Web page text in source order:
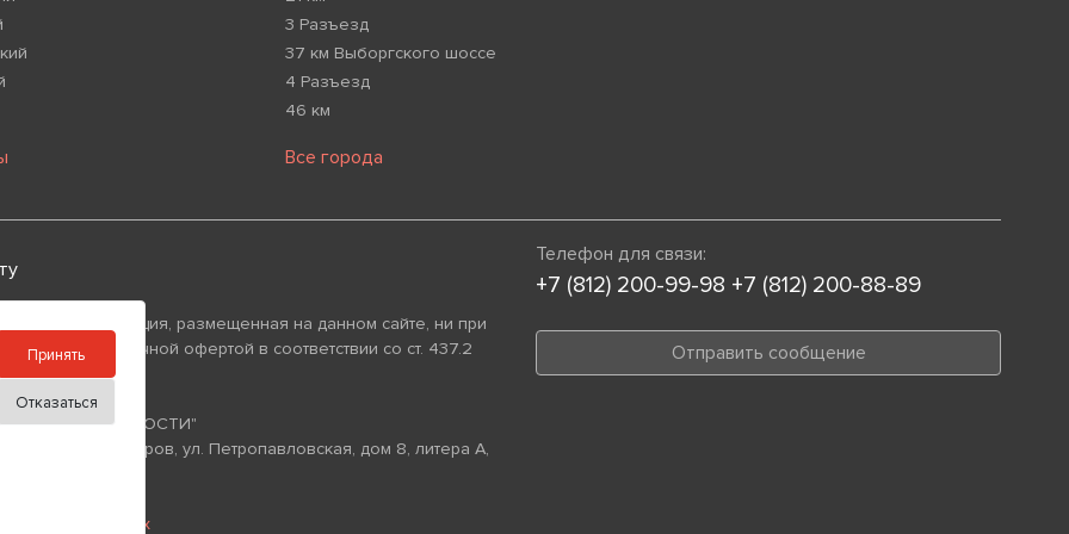
3 Разъезд
37 км Выборгского шоссе
4 Разъезд
46 км
Все города
вся информация, размещенная на данном сайте, ни при
публичной офертой в соответствии со ст. 437.2
ФОНД НЕДВИЖИМОСТИ"
Аптекарский Остров, ул. Петропавловская, дом 8, литера А,
данных
Телефон для связи:
+7 (812) 200-99-98 +7 (812) 200-88-89
Отправить сообщение
Принять
Отказаться